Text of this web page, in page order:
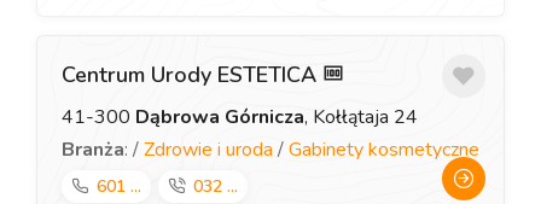
Centrum Urody ESTETICA
41-300 Dąbrowa Górnicza, Kołłątaja 24
Branża: /Zdrowie i uroda /Gabinety kosmetyczne
601 ... 032 ...